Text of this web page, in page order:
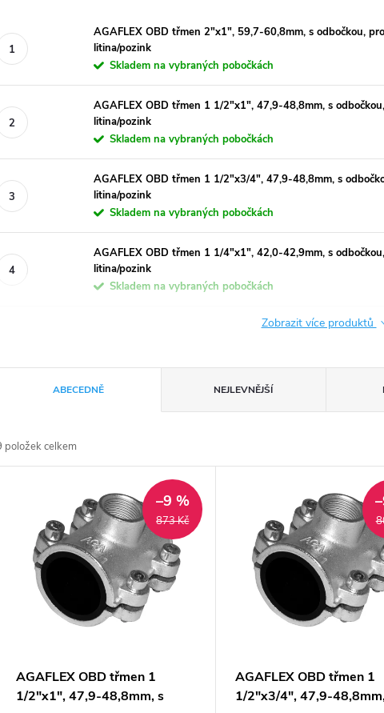
AGAFLEX OBD třmen 2"x1", 59,7-60,8mm, s odbočkou,
litina/pozink
Skladem na vybraných pobočkách
AGAFLEX OBD třmen 1 1/2"x1", 47,9-48,8mm, s
litina/pozink
Skladem na vybraných pobočkách
AGAFLEX OBD třmen 1 1/2"x3/4", 47,9-48,8mm, s
litina/pozink
Skladem na vybraných pobočkách
AGAFLEX OBD třmen 1 1/4"x1", 42,0-42,9mm, s
litina/pozink
Skladem na vybraných pobočkách
Zobrazit více produktů
ABECEDNĚ NEJLEVNĚJŠÍ
položek celkem
873 Kč
–9 %
AGAFLEX OBD třmen 1
1/2"x1", 47,9-48,8mm, s
AGAFLEX OBD třmen 1
1/2"x3/4", 47,9-